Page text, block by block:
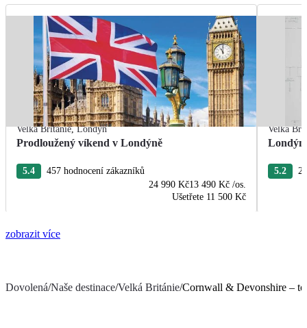
Velká Británie,Londýn
Prodloužený víkend v Londýně
5.4
457 hodnocení zákazníků
24 990 Kč13 490 Kč /os.
Ušetřete 11 500 Kč
Velká
Londýn
5.2
zobrazit více
Dovolená/Naše destinace/Velká Británie/Cornwall & Devonshire –